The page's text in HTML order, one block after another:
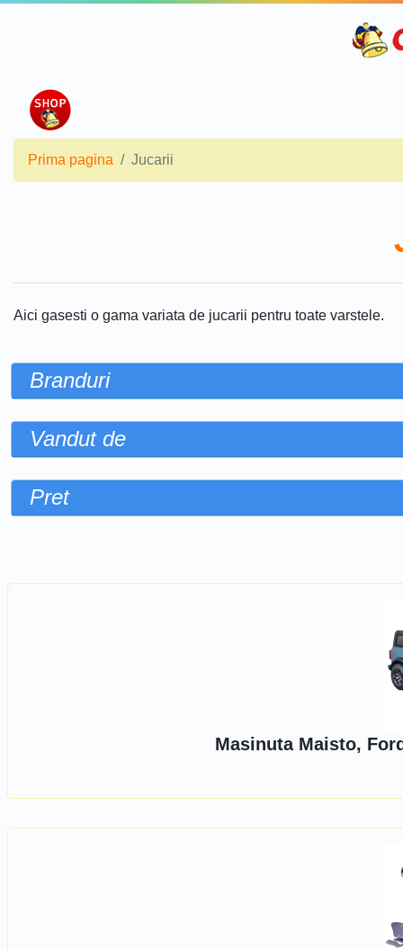
Prima pagina Jucarii
Aici gasesti o gama variata de jucarii pentru toate varstele.
Branduri
Vandut de
Pret
Masinuta Maisto,